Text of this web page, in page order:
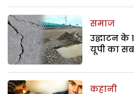
समाज
उद्घाटन के
यूपी का
कहानी